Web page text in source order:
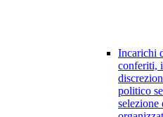
Incarichi
conferiti,
politico